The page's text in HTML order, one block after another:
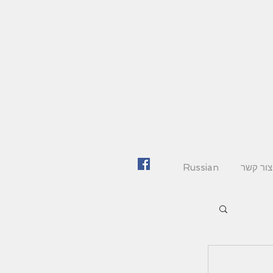
Russian צור קשר